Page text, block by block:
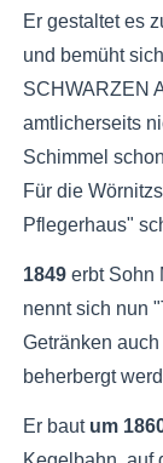
Er gestaltet es
und bemüht
SCHWARZEN
amtlicherseits
Schimmel
Für die
Pflegerhaus"
1849 erbt Sohn
nennt sich nun
Getränken
beherbergt
Er baut um